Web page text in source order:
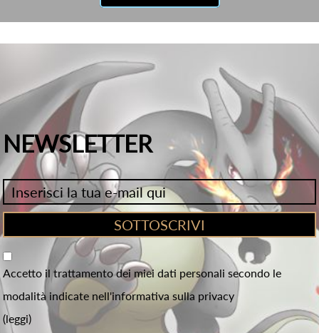
NEWSLETTER
Accetto il trattamento dei miei dati personali secondo le
modalità indicate nell'informativa sulla privacy
(leggi)